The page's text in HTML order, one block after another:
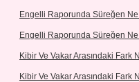
Engelli Raporunda Süreğen
Engelli Raporunda Süreğen
Kibir Ve Vakar Arasındaki Fark
Kibir Ve Vakar Arasındaki Fark